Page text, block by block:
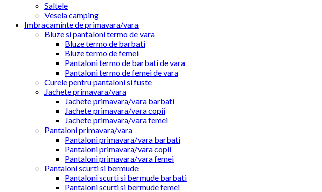
Saltele
Vesela camping
Imbracaminte de primavara/vara
Bluze si pantaloni termo de vara
Bluze termo de barbati
Bluze termo de femei
Pantaloni termo de barbati de vara
Pantaloni termo de femei de vara
Curele pentru pantaloni si fuste
Jachete primavara/vara
Jachete primavara/vara barbati
Jachete primavara/vara copii
Jachete primavara/vara femei
Pantaloni primavara/vara
Pantaloni primavara/vara barbati
Pantaloni primavara/vara copii
Pantaloni primavara/vara femei
Pantaloni scurti si bermude
Pantaloni scurti si bermude barbati
Pantaloni scurti si bermude femei